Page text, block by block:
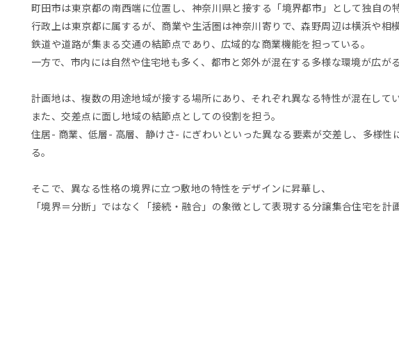
町田市は東京都の南西端に位置し、神奈川県と接する「境界都市」として独自の特
行政上は東京都に属するが、商業や生活圏は神奈川寄りで、森野周辺は横浜や相
鉄道や道路が集まる交通の結節点であり、広域的な商業機能を担っている。
一方で、市内には自然や住宅地も多く、都市と郊外が混在する多様な環境が広がる
計画地は、複数の用途地域が接する場所にあり、それぞれ異なる特性が混在してい
また、交差点に面し地域の結節点としての役割を担う。
住居- 商業、低層- 高層、静けさ- にぎわいといった異なる要素が交差し、多様性
る。
そこで、異なる性格の境界に立つ敷地の特性をデザインに昇華し、
「境界＝分断」ではなく「接続・融合」の象徴として表現する分譲集合住宅を計画